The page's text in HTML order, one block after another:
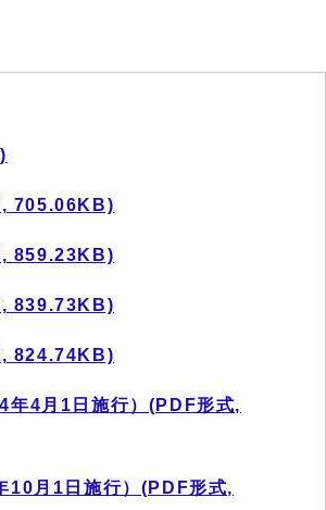
, 705.06KB)
, 859.23KB)
, 839.73KB)
, 824.74KB)
年4月1日施行）(PDF形式,
10月1日施行）(PDF形式,